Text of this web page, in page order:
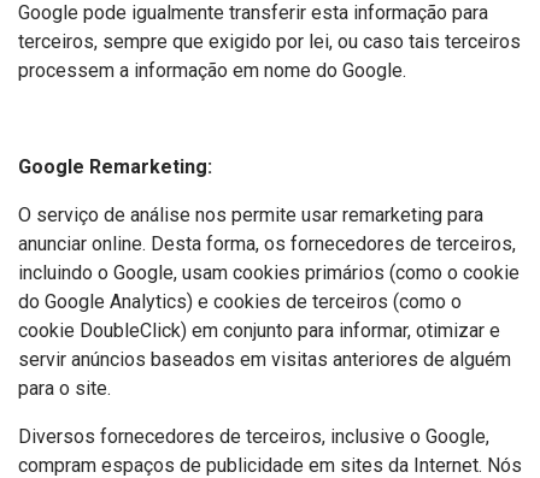
Google pode igualmente transferir esta informação para
terceiros, sempre que exigido por lei, ou caso tais terceiros
processem a informação em nome do Google.
Google Remarketing:
O serviço de análise nos permite usar remarketing para
anunciar online. Desta forma, os fornecedores de terceiros,
incluindo o Google, usam cookies primários (como o cookie
do Google Analytics) e cookies de terceiros (como o
cookie DoubleClick) em conjunto para informar, otimizar e
servir anúncios baseados em visitas anteriores de alguém
para o site.
Diversos fornecedores de terceiros, inclusive o Google,
compram espaços de publicidade em sites da Internet. Nós